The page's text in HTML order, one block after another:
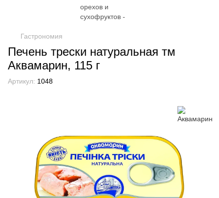
Гастрономия
Печень трески натуральная тм
Аквамарин, 115 г
Артикул: 1048